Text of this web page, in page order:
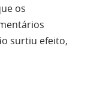
os
surtiu efeito,